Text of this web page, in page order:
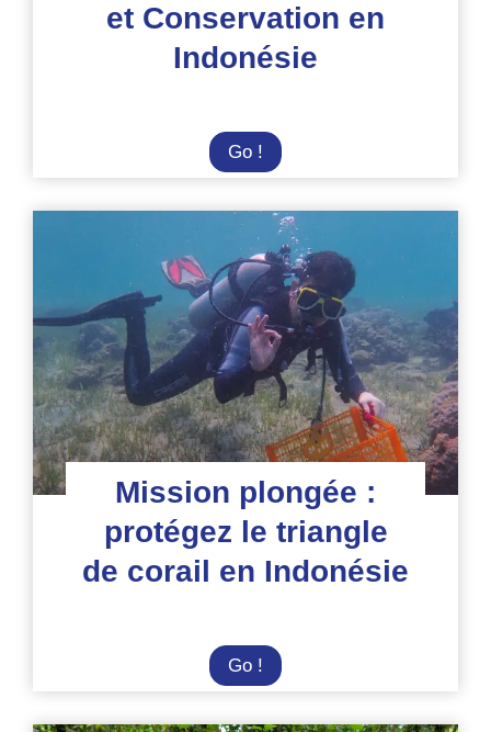
et Conservation en
Indonésie
Go ! Mission
de
Solidarité
Conservation
en
Indonésie
Mission plongée :
protégez le triangle
de corail en Indonésie
Go ! Mission
plongée
: